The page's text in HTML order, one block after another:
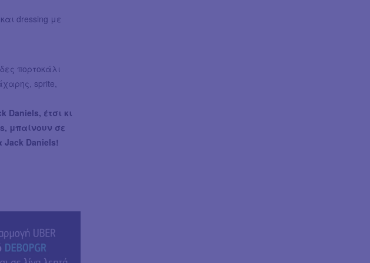
dressing με
πορτοκάλι
sprite,
έτσι κι
μπαίνουν σε
Daniels!